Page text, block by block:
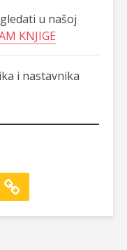
u našoj
KNJIGE
i nastavnika